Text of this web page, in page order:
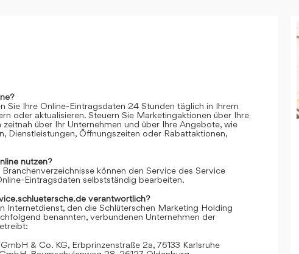
Sie Ihre Online-Eintragsdaten 24 Stunden täglich in Ihrem
oder aktualisieren. Steuern Sie Marketingaktionen über Ihre
zeitnah über Ihr Unternehmen und über Ihre Angebote, wie
Dienstleistungen, Öffnungszeiten oder Rabattaktionen,
nutzen?
können den Service des Service
Eintragsdaten selbstständig bearbeiten.
verantwortlich?
Internetdienst, den die Schlüterschen Marketing Holding
benannten, verbundenen Unternehmen der
& Co. KG, Erbprinzenstraße 2a, 76133 Karlsruhe